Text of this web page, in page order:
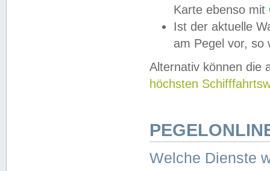
Karte ebenso mit
Ist der aktuelle
am Pegel vor,
Alternativ können die
höchsten
Welche Dienste